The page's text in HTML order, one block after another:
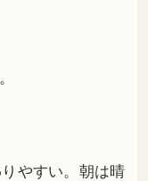
やすい。朝は晴